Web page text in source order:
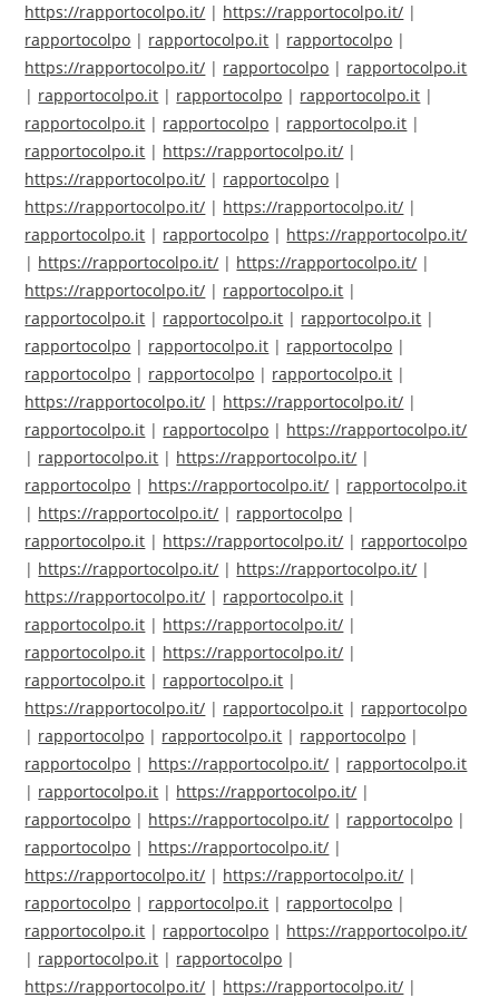
https://rapportocolpo.it/ | https://rapportocolpo.it/ |
rapportocolpo | rapportocolpo.it | rapportocolpo |
https://rapportocolpo.it/ | rapportocolpo | rapportocolpo.it
| rapportocolpo.it | rapportocolpo | rapportocolpo.it |
rapportocolpo.it | rapportocolpo | rapportocolpo.it |
rapportocolpo.it | https://rapportocolpo.it/ |
https://rapportocolpo.it/ | rapportocolpo |
https://rapportocolpo.it/ | https://rapportocolpo.it/ |
rapportocolpo.it | rapportocolpo | https://rapportocolpo.it/
| https://rapportocolpo.it/ | https://rapportocolpo.it/ |
https://rapportocolpo.it/ | rapportocolpo.it |
rapportocolpo.it | rapportocolpo.it | rapportocolpo.it |
rapportocolpo | rapportocolpo.it | rapportocolpo |
rapportocolpo | rapportocolpo | rapportocolpo.it |
https://rapportocolpo.it/ | https://rapportocolpo.it/ |
rapportocolpo.it | rapportocolpo | https://rapportocolpo.it/
| rapportocolpo.it | https://rapportocolpo.it/ |
rapportocolpo | https://rapportocolpo.it/ | rapportocolpo.it
| https://rapportocolpo.it/ | rapportocolpo |
rapportocolpo.it | https://rapportocolpo.it/ | rapportocolpo
| https://rapportocolpo.it/ | https://rapportocolpo.it/ |
https://rapportocolpo.it/ | rapportocolpo.it |
rapportocolpo.it | https://rapportocolpo.it/ |
rapportocolpo.it | https://rapportocolpo.it/ |
rapportocolpo.it | rapportocolpo.it |
https://rapportocolpo.it/ | rapportocolpo.it | rapportocolpo
| rapportocolpo | rapportocolpo.it | rapportocolpo |
rapportocolpo | https://rapportocolpo.it/ | rapportocolpo.it
| rapportocolpo.it | https://rapportocolpo.it/ |
rapportocolpo | https://rapportocolpo.it/ | rapportocolpo |
rapportocolpo | https://rapportocolpo.it/ |
https://rapportocolpo.it/ | https://rapportocolpo.it/ |
rapportocolpo | rapportocolpo.it | rapportocolpo |
rapportocolpo.it | rapportocolpo | https://rapportocolpo.it/
| rapportocolpo.it | rapportocolpo |
https://rapportocolpo.it/ | https://rapportocolpo.it/ |